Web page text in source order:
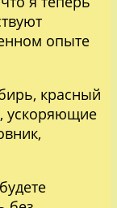
опыте
красный
ускоряющие